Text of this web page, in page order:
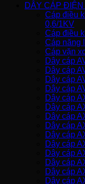
DÂY CÁP ĐIỆN
Cáp điều
0,6/1KV
Cáp điều
Cáp năng
Cáp vặn
Dây cáp
Dây cáp
Dây cáp
Dây cáp
Dây cáp
Dây cáp
Dây cáp
Dây cáp
Dây cáp
Dây cáp
Dây cáp
Dây cáp
Dây cáp
Dây cáp